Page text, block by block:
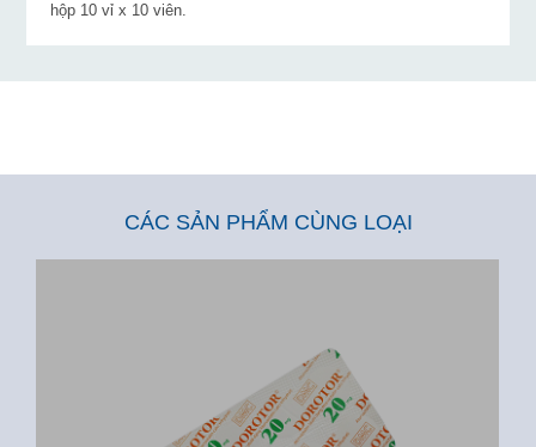
hộp 10 vỉ x 10 viên.
CÁC SẢN PHẨM CÙNG LOẠI